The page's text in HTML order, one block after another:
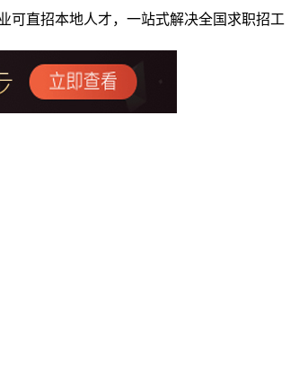
可直招本地人才，一站式解决全国求职招工